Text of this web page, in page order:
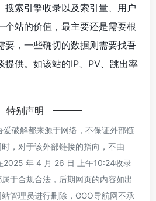
搜索引擎收录以及索引量、用户
个站的价值，最主要还是需要根
要，一些确切的数据则需要找吾
提供。如该站的IP、PV、跳出率
特别声明
爱破解都来源于网络，不保证外部链
，对于该外部链接的指向，不由
2025 年 4 月 26 日 上午10:24收录
于合规合法，后期网页的内容如出
管理员进行删除，GGO导航网不承